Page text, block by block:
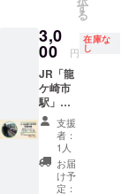
端数分
が必要
な場合
は、通
常の1組
分の支
援と組
み合わ
せてく
ださ
い。ま
た、10
先(住
所)」･
「氏
名」の
記載を
お願い
しま
す。 ●
このリ
ターン
は、50
「送付
先(住
所)」･
「氏
名」の
記載を
お願い
しま
す。
者の方
のご負
担とな
りま
す。 ・
当日の
運行状
況（異
常時の
発生
等）に
装置体
験」 ・
この合
図がな
いと電
車が走
れな
い!?
「乗降
終了合
図見
学」 ・
限：1組
名まで
■リター
ンの内
容 ・録
音した
放送内
容が駅
で流れ
る！
「放送
体験」
・どう
す
る
3,0
00 円
在庫な
し
JR「龍
ケ崎市
駅」駅
員体験
【JR東
日本水
戸支社
提供】
※日時指
支援
者：
1人
お届
け予
定：